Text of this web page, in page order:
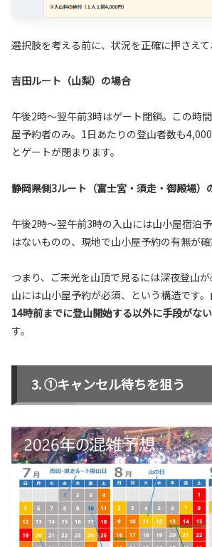
選択肢を考える前に、状況を正確に押さえて
吉田ルート（山梨）の場合
午後2時〜翌午前3時はゲート閉鎖。この時
屋予約者のみ。1日あたりの登山者数も
とゲートが閉まります。
静岡県側3ルート（富士宮・須走・御殿場）
午後2時〜翌午前3時の入山には山小屋宿泊
はないものの、現地で山小屋予約の有無が確
つまり、ご来光を山頂で見るには深夜登山
山には山小屋予約が必須、という構造です。
14時前までに登山開始する以外に手段がない
す。
①キャンセル待ちを狙う